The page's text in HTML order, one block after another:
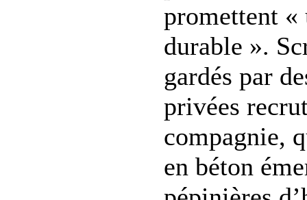
promettent «
durable ».
gardés par
privées
compagnie,
en béton